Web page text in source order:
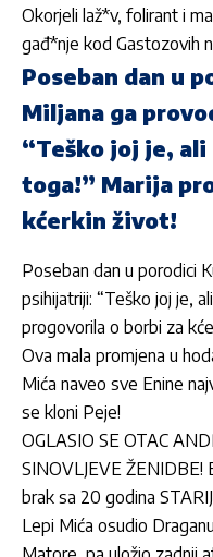
Okorjeli laž*v, folirant i
gađ*nje kod Gastozovih
Poseban dan u
Miljana ga
“Teško joj je, ali
toga!” Marija
kćerkin život!
Poseban dan u porodici
psihijatriji: “Teško joj je,
progovorila o borbi za
Ova mala promjena u
Mića naveo sve Enine
se kloni Peje!
OGLASIO SE OTAC
SINOVLJEVE
brak sa 20 godina
Lepi Mića osudio